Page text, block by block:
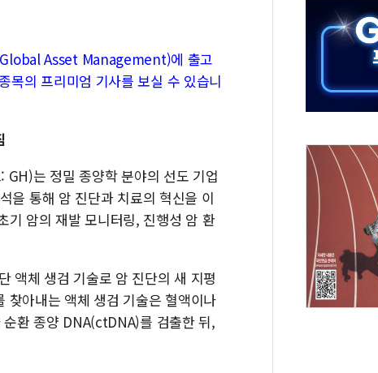
태양광, 대한민국 다음 100년 밑거름…수도권 집중 완화 전환점"
, '6시간 마라톤 부동산 2차 회의' 주재… "전폭적 공급 확대·속도전 총력"
겨냥 폴리실리콘 관세 15% 부과…美 태양광주 급등
어 "이란 최고지도자 위독…곧 사망해도 놀랍지 않아"
Asset Management)에 출고
목의 프리미엄 기사를 보실 수 있습니
는 정밀 종양학 분야의 선도 기업
을 통해 암 진단과 치료의 혁신을 이
기 암의 재발 모니터링, 진행성 암 환
액체 생검 기술로 암 진단의 새 지평
찾아내는 액체 생검 기술은 혈액이나
환 종양 DNA(ctDNA)를 검출한 뒤,